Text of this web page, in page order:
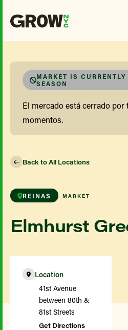
MARKET IS
SEASON
El mercado está cerrado por
momentos.
Back to All Locations
REINAS MARKET
Elmhurst
Location
41st Avenue
between 80th &
81st Streets
Get Directions